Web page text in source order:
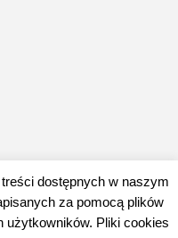
dostępnych w naszym
za pomocą plików
użytkowników. Pliki cookies